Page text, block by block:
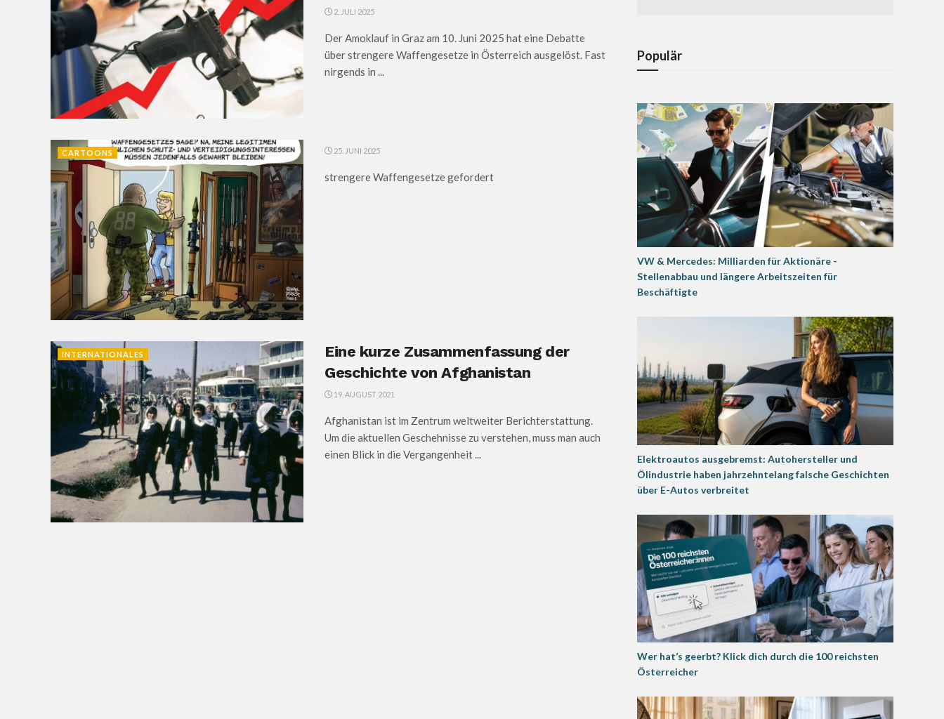
2. JULI 2025
Der Amoklauf in Graz am 10. Juni 2025 hat eine Debatte
über strengere Waffengesetze in Österreich ausgelöst. Fast
nirgends in ...
CARTOONS 25. JUNI 2025
strengere Waffengesetze gefordert
INTERNATIONALES
Eine kurze Zusammenfassung der
Geschichte von Afghanistan
19. AUGUST 2021
Afghanistan ist im Zentrum weltweiter Berichterstattung.
Um die aktuellen Geschehnisse zu verstehen, muss man auch
einen Blick in die Vergangenheit ...
Populär
VW & Mercedes: Milliarden für Aktionäre -
Stellenabbau und längere Arbeitszeiten für
Beschäftigte
Elektroautos ausgebremst: Autohersteller und
Ölindustrie haben jahrzehntelang falsche Geschichten
über E-Autos verbreitet
Wer hat’s geerbt? Klick dich durch die 100 reichsten
Österreicher